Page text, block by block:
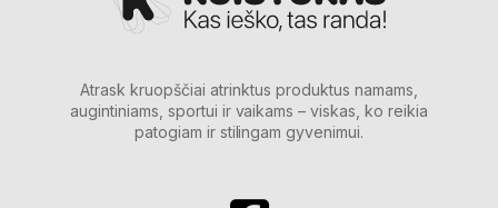
Atrask kruopščiai atrinktus produktus namams,
augintiniams, sportui ir vaikams – viskas, ko reikia
patogiam ir stilingam gyvenimui.